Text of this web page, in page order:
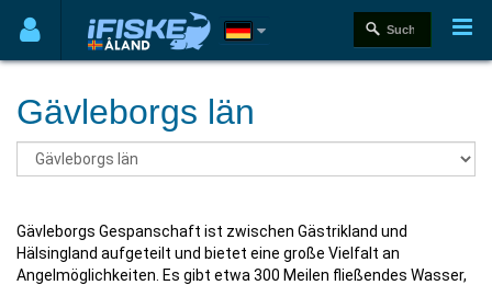
Gävleborgs län
Gävleborgs Gespanschaft ist zwischen Gästrikland und
Hälsingland aufgeteilt und bietet eine große Vielfalt an
Angelmöglichkeiten. Es gibt etwa 300 Meilen fließendes Wasser,